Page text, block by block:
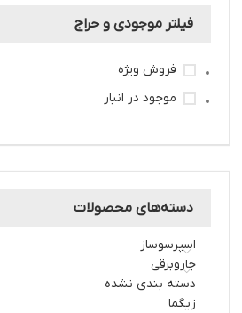
فیلتر موجودی و حراج
فروش ویژه
موجود در انبار
دسته‌های محصولات
اسپرسوساز
جاروبرقی
دسته بندی نشده
زیگما